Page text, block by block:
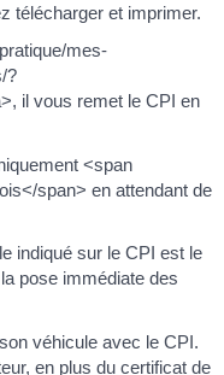
télécharger et imprimer.
mes-
?
il vous remet le CPI en
<span
span> en attendant de
indiqué sur le CPI est le
pose immédiate des
véhicule avec le CPI.
en plus du certificat de